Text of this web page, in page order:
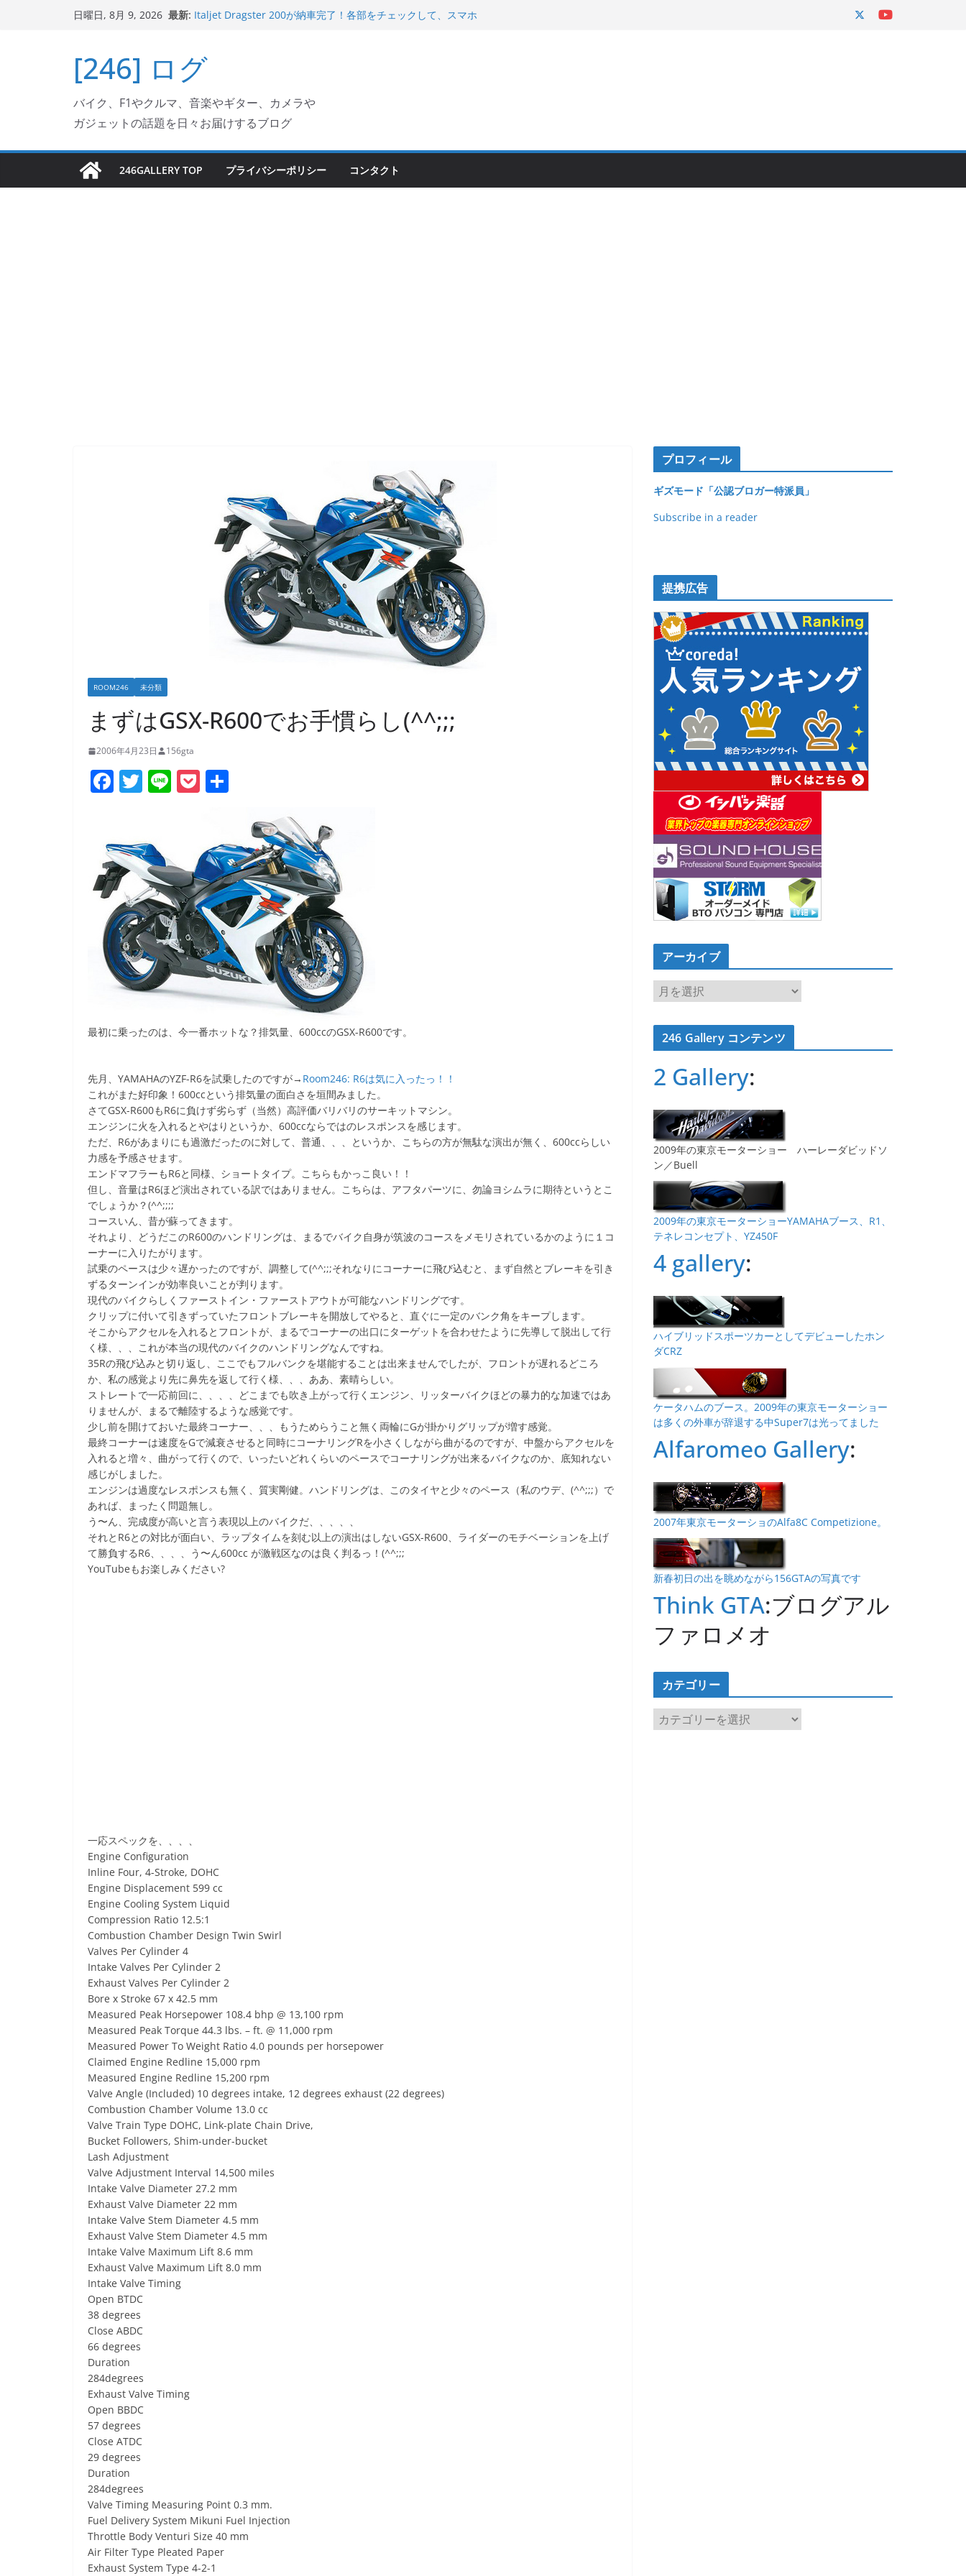
キ
プ
日曜日, 8月 9, 2026 最新: リングが楽しくなった
Jeff Beck 逝去
Ken Block 逝去
フェクターが返礼品でもらえる！
[246] ログ
バイク、F1やクルマ、音楽やギター、カメラや
ガジェットの話題を日々お届けするブログ
246GALLERY TOP プライバシーポリシー コンタクト
ROOM246 未分類
まずはGSX-R600でお手慣らし(^^;;;
2006年4月23日 156gta
F
e
b
o
o
k
T
er
Li P
et
最初に乗ったのは、今一番ホットな？排気量、600ccのGSX-R600です。
先月、YAMAHAのYZF-R6を試乗したのですが→ Room246: R6は気に入ったっ！！
これがまた好印象！600ccという排気量の面白さを垣間みました。
さてGSX-R600もR6に負けず劣らず（当然）高評価バリバリのサーキットマシン。
エンジンに火を入れるとやはりというか、600ccならではのレスポンスを感じます。
ただ、R6があまりにも過激だったのに対して、普通、、、というか、こちらの方が無駄な演出が無く、600ccらしい
力感を予感させます。
エンドマフラーもR6と同様、ショートタイプ。こちらもかっこ良い！！
但し、音量はR6ほど演出されている訳ではありません。こちらは、アフタパーツに、勿論ヨシムラに期待というとこ
でしょうか？(^^;;;;
コースいん、昔が蘇ってきます。
それより、どうだこのR600のハンドリングは、まるでバイク自身が筑波のコースをメモリされているかのように１コ
ーナーに入りたがります。
試乗のペースは少々遅かったのですが、調整して(^^;;;それなりにコーナーに飛び込むと、まず自然とブレーキを引き
ずるターンインが効率良いことが判ります。
現代のバイクらしくファーストイン・ファーストアウトが可能なハンドリングです。
クリップに付いて引きずっていたフロントブレーキを開放してやると、直ぐに一定のバンク角をキープします。
そこからアクセルを入れるとフロントが、まるでコーナーの出口にターゲットを合わせたように先導して脱出して行
く様、、、これが本当の現代のバイクのハンドリングなんですね。
35Rの飛び込みと切り返し、ここでもフルバンクを堪能することは出来ませんでしたが、フロントが遅れるどころ
か、私の感覚より先に鼻先を返して行く様、、、ああ、素晴らしい。
ストレートで一応前回に、、、、どこまでも吹き上がって行くエンジン、リッターバイクほどの暴力的な加速ではあ
りませんが、まるで離陸するような感覚です。
少し前を開けておいた最終コーナー、、、もうためらうこと無く両輪にGが掛かりグリップが増す感覚。
最終コーナーは速度をGで減衰させると同時にコーナリングRを小さくしながら曲がるのですが、中盤からアクセルを
入れると増々、曲がって行くので、いったいどれくらいのペースでコーナリングが出来るバイクなのか、底知れない
感じがしました。
エンジンは過度なレスポンスも無く、質実剛健。ハンドリングは、このタイヤと少々のペース（私のウデ、(^^;;;）で
あれば、まったく問題無し。
う〜ん、完成度が高いと言う表現以上のバイクだ、、、、、
それとR6との対比が面白い、ラップタイムを刻む以上の演出はしないGSX-R600、ライダーのモチベーションを上げ
て勝負するR6、、、、う〜ん600cc が激戦区なのは良く判るっ！(^^;;;
YouTubeもお楽しみください?
一応スペックを、、、、
Engine Configuration
Inline Four, 4-Stroke, DOHC
Engine Displacement 599 cc
Engine Cooling System Liquid
Compression Ratio 12.5:1
Combustion Chamber Design Twin Swirl
Valves Per Cylinder 4
Intake Valves Per Cylinder 2
Exhaust Valves Per Cylinder 2
Bore x Stroke 67 x 42.5 mm
Measured Peak Horsepower 108.4 bhp @ 13,100 rpm
Measured Peak Torque 44.3 lbs. – ft. @ 11,000 rpm
Measured Power To Weight Ratio 4.0 pounds per horsepower
Claimed Engine Redline 15,000 rpm
Measured Engine Redline 15,200 rpm
Valve Angle (Included) 10 degrees intake, 12 degrees exhaust (22 degrees)
Combustion Chamber Volume 13.0 cc
Valve Train Type DOHC, Link-plate Chain Drive,
Bucket Followers, Shim-under-bucket
Lash Adjustment
Valve Adjustment Interval 14,500 miles
Intake Valve Diameter 27.2 mm
Exhaust Valve Diameter 22 mm
Intake Valve Stem Diameter 4.5 mm
Exhaust Valve Stem Diameter 4.5 mm
Intake Valve Maximum Lift 8.6 mm
Exhaust Valve Maximum Lift 8.0 mm
Intake Valve Timing
Open BTDC
38 degrees
Close ABDC
66 degrees
Duration
284degrees
Exhaust Valve Timing
Open BBDC
57 degrees
Close ATDC
29 degrees
Duration
284degrees
Valve Timing Measuring Point 0.3 mm.
Fuel Delivery System Mikuni Fuel Injection
Throttle Body Venturi Size 40 mm
Air Filter Type Pleated Paper
Exhaust System Type 4-2-1
プロフィール
ギズモード「公認ブロガー特派員」
Subscribe in a reader
提携広告
アーカイブ
ア
ー
カ
イ246 Gallery コンテンツ
2 Gallery:
2009年の東京モーターショー ハーレーダビッドソ
ン／Buell
2009年の東京モーターショーYAMAHAブース、R1、
テネレコンセプト、YZ450F
4 gallery:
ハイブリッドスポーツカーとしてデビューしたホン
ダCRZ
ケータハムのブース。2009年の東京モーターショー
は多くの外車が辞退する中Super7は光ってました
Alfaromeo Gallery:
2007年東京モーターショのAlfa8C Competizione。
新春初日の出を眺めながら156GTAの写真です
Think GTA:ブログアル
ファロメオ
カテゴリー
カ
テ